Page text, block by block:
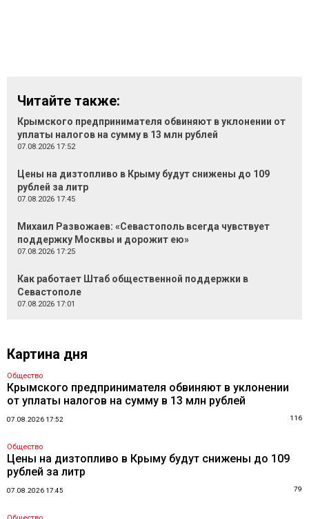
Читайте также:
Крымского предпринимателя обвиняют в уклонении от
уплаты налогов на сумму в 13 млн рублей
07.08.2026 17:52
Цены на дизтопливо в Крыму будут снижены до 109
рублей за литр
07.08.2026 17:45
Михаил Развожаев: «Севастополь всегда чувствует
поддержку Москвы и дорожит ею»
07.08.2026 17:25
Как работает Штаб общественной поддержки в
Севастополе
07.08.2026 17:01
Картина дня
Общество
Крымского предпринимателя обвиняют в уклонении
от уплаты налогов на сумму в 13 млн рублей
07.08.2026 17:52 116
Общество
Цены на дизтопливо в Крыму будут снижены до 109
рублей за литр
07.08.2026 17:45 79